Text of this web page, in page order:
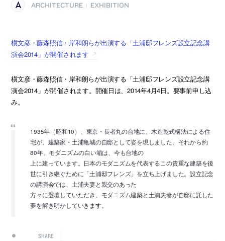
ARCHITECTURE EXHIBITION
槇文彦・藤森照信・岸和朗らが出演する「土浦邸フレンズ設立記念講
演会2014」が開催されます
槇文彦・藤森照信・岸和朗らが出演する「土浦邸フレンズ設立記念講
演会2014」が開催されます。開催日は、2014年4月4日。要事前申し込
み。
1935年（昭和10）、東京・長者丸の台地に、木造乾式構法による住
宅が、建築家・土浦亀城の自邸として姿を現しました。それから約
80年。モダニズムの白い箱は、今も台地の
上に建っています。日本のモダニズムを代表するこの貴重な建築を後
世に引き継ぐために「土浦邸フレンズ」を立ち上げました。設立記念
の講演会では、土浦夫妻と親交のあった
方々に登壇していただき、モダニズム建築と土浦夫妻が自邸に託した
夢を解き明かしていきます。
SHARE